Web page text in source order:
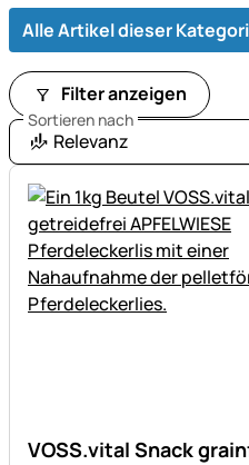
Alle Artikel dieser
Filter anzeigen
Sortieren nach
Relevanz
VOSS.vital Snack